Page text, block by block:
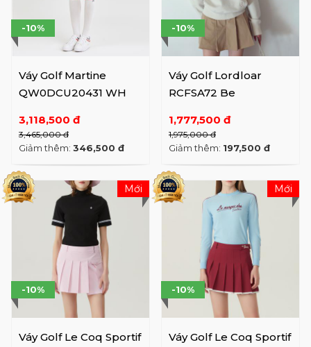
Váy Golf Martine
QW0DCU20431 WH
3,118,500 đ
3,465,000 đ
-10%
Giảm thêm: 346,500 đ
Váy Golf Lordloar
RCFSA72 Be
1,777,500 đ
1,975,000 đ
-10%
Giảm thêm: 197,500 đ
Váy Golf Le Coq Sportif
-10%
Mới
Váy Golf Le Coq Sportif
-10%
Mới